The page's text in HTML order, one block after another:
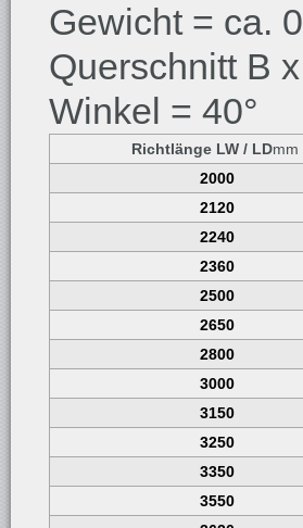
Gewicht = ca.
Querschnitt B
Winkel = 40°
Richtlänge LW / LDmm
2000
2120
2240
2360
2500
2650
2800
3000
3150
3250
3350
3550